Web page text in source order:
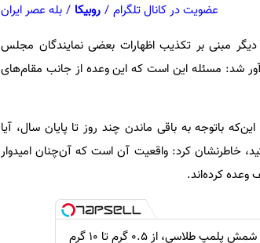
عضویت در کانال تلگرام / روبیکا / بله عصر ایران
مبنی بر تکذیب اظهارات بعضی نمایندگان مجلس
شد: مسئله این است که این وعده از جانب مقام‌های
باتوجه به باقی ماندن چند روز تا پایان سال، آیا
خاطرنشان کرد: واقعیت آن است که آن‌چنان امیدوار
وعده کرده‌اند.
پلمپ طلاسی، از ۰.۵ گرم تا ۱۰ گرم